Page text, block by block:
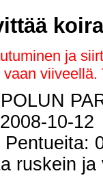
ja
10-
ruskein